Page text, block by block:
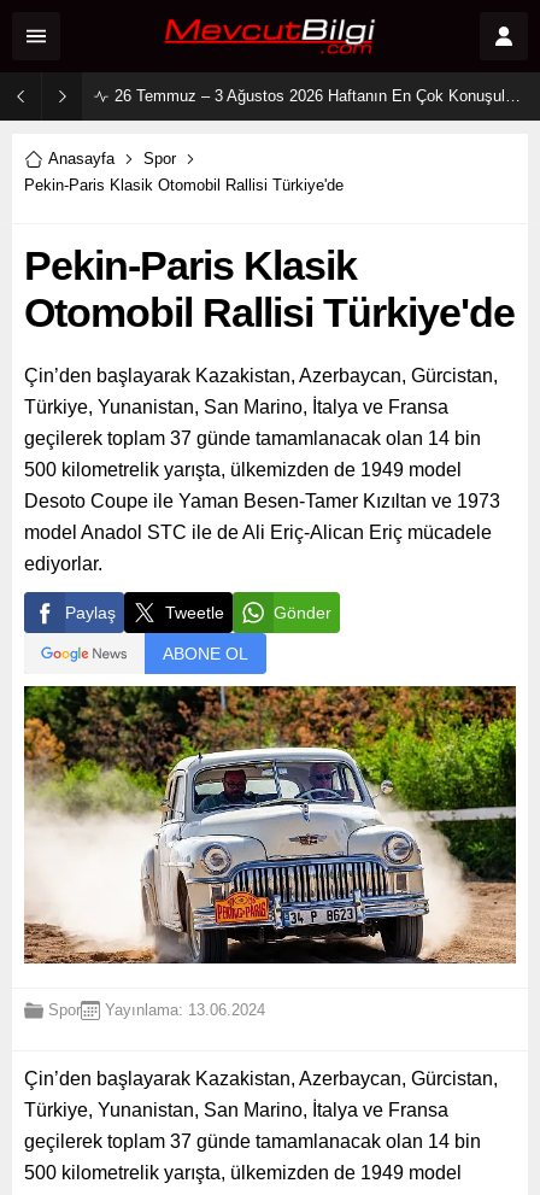
2 Ağustos 2026 Sosyal Medya Reyting Sonuçları: “Daha 17” Ekranlara Ambargo Koydu!
Anasayfa
Spor
Pekin-Paris Klasik Otomobil Rallisi Türkiye'de
Pekin-Paris Klasik
Otomobil Rallisi Türkiye'de
Çin’den başlayarak Kazakistan, Azerbaycan, Gürcistan,
Türkiye, Yunanistan, San Marino, İtalya ve Fransa
geçilerek toplam 37 günde tamamlanacak olan 14 bin
500 kilometrelik yarışta, ülkemizden de 1949 model
Desoto Coupe ile Yaman Besen-Tamer Kızıltan ve 1973
model Anadol STC ile de Ali Eriç-Alican Eriç mücadele
ediyorlar.
Paylaş Tweetle Gönder
ABONE OL
Spor Yayınlama: 13.06.2024
Çin’den başlayarak Kazakistan, Azerbaycan, Gürcistan,
Türkiye, Yunanistan, San Marino, İtalya ve Fransa
geçilerek toplam 37 günde tamamlanacak olan 14 bin
500 kilometrelik yarışta, ülkemizden de 1949 model